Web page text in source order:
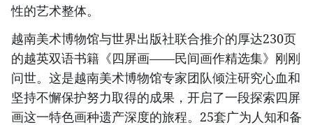
性的艺术整体。
越南美术博物馆与世界出版社联合推介的厚达230页
的越英双语书籍《四屏画——民间画作精选集》刚刚
问世。这是越南美术博物馆专家团队倾注研究心血和
坚持不懈保护努力取得的成果，开启了一段探索四屏
画这一特色画种遗产深度的旅程。25套广为人知和备